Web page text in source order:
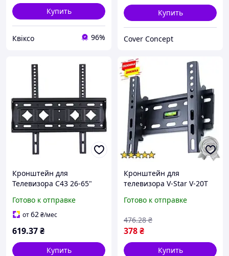
Купить
Квіксо 96%
Купить
Cover Concept
Кронштейн для
Телевизора C43 26-65"
Готово к отправке
от62₴/мес
619.37₴
Купить
Кронштейн для
телевизора V-Star V-20T
крепление 15-43 дюйма,
Готово к отправке
378₴
476.28 ₴
Купить